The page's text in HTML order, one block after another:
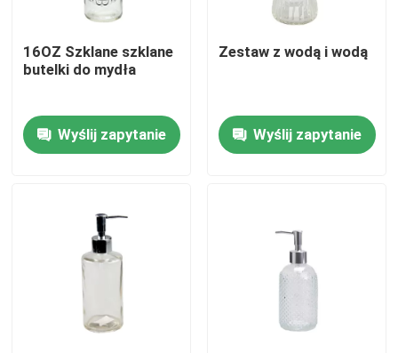
Skontaktuj się z nami
Poproś o wycenę
Puste słoiki szklane
Szklane butelki do dyfuzji
Szklane butelki z mydłem
16OZ Szklane szklane
butelki do mydła
Wyślij zapytanie
Zestaw z wodą i wodą
Wyślij zapytanie